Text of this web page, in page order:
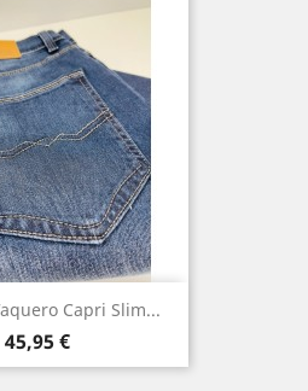
Capri Slim...
Precio
45,95 €